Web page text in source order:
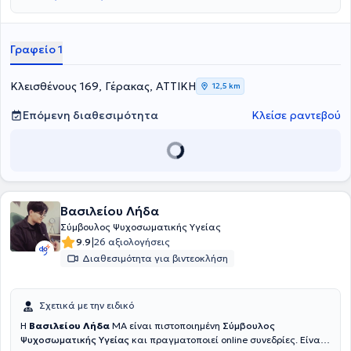
Γραφείο 1
Κλεισθένους 169, Γέρακας, ΑΤΤΙΚΗ 12,5 km
Επόμενη διαθεσιμότητα Κλείσε ραντεβού
Βασιλείου Λήδα
Σύμβουλος Ψυχοσωματικής Υγείας
9.9|26 αξιολογήσεις
Διαθεσιμότητα για βιντεοκλήση
Σχετικά με την ειδικό
Η Βασιλείου Λήδα ΜΑ είναι πιστοποιημένη Σύμβουλος
Ψυχοσωματικής Υγείας και πραγματοποιεί online συνεδρίες. Είναι